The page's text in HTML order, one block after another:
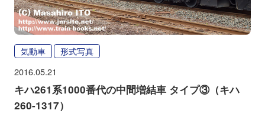
気動車 形式写真
2016.05.21
キハ261系1000番代の中間増結車 タイプ③（キハ
260-1317）